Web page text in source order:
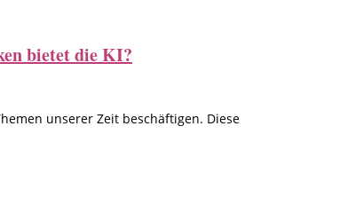
bietet die KI?
unserer Zeit beschäftigen. Diese